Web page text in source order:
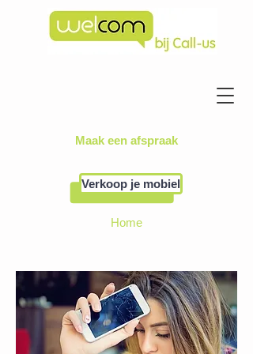
Maak een afspraak
Verkoop je mobiel
Home